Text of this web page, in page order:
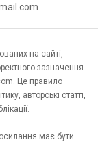
на сайті,
зазначення
Це правило
авторські статті,
має бути